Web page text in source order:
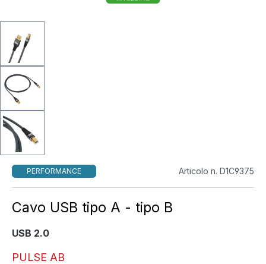
PERFORMANCE Articolo n. D1C9375
Cavo USB tipo A - tipo B
USB 2.0
PULSE AB